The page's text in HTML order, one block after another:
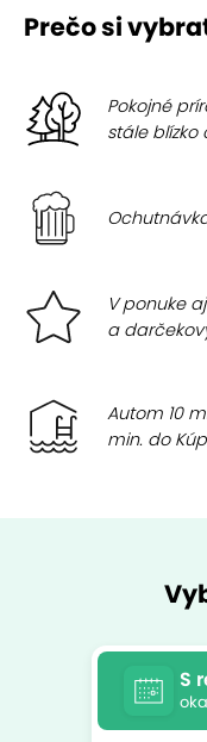
Prečo si
Pokojné
stále blízko
V ponuke
a
Autom 10
min. do
S